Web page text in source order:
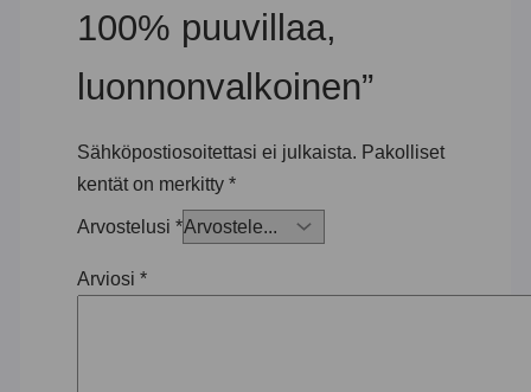
100% puuvillaa,
luonnonvalkoinen”
Sähköpostiosoitettasi ei julkaista. Pakolliset
kentät on merkitty *
Arvostelusi *
Arviosi *